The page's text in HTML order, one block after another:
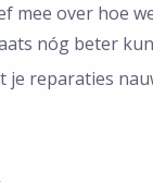
mee over hoe
nóg beter
je reparaties